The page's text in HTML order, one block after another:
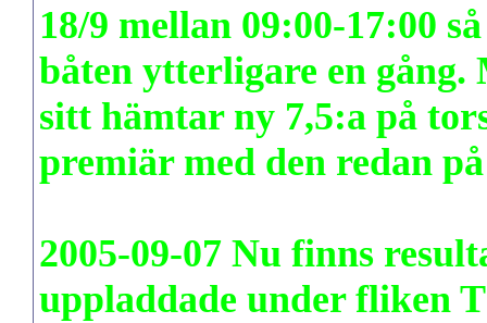
18/9 mellan 09:00-17:00
båten ytterligare en gång.
sitt hämtar ny 7,5:a på
premiär med den redan
2005-09-07 Nu finns
uppladdade under fliken